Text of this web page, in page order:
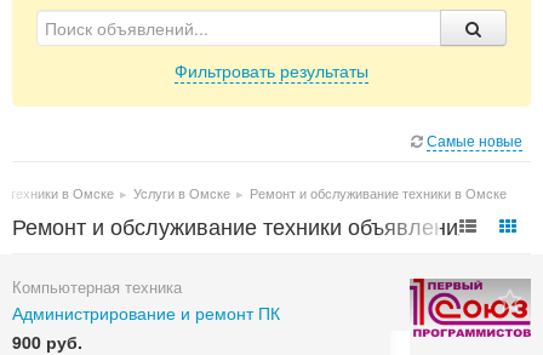
Магазины
Фильтровать результаты
Самые новые
техники в Омске ▸ Услуги в Омске ▸ Ремонт и обслуживание техники в Омске
Ремонт и обслуживание техники объявления в
Компьютерная техника
Администрирование и ремонт ПК
900 руб.